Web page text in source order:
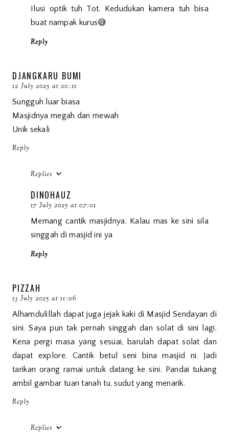
Ilusi optik tuh Tot. Kedudukan kamera tuh bisa
buat nampak kurus😅
Reply
DJANGKARU BUMI
12 July 2025 at 20:11
Sungguh luar biasa
Masjidnya megah dan mewah
Unik sekali
Reply
Replies
DINOHAUZ
17 July 2025 at 07:01
Memang cantik masjidnya. Kalau mas ke sini sila
singgah di masjid ini ya
Reply
PIZZAH
13 July 2025 at 11:06
Alhamdulillah dapat juga jejak kaki di Masjid Sendayan di
sini. Saya pun tak pernah singgah dan solat di sini lagi.
Kena pergi masa yang sesuai, barulah dapat solat dan
dapat explore. Cantik betul seni bina masjid ni. Jadi
tarikan orang ramai untuk datang ke sini. Pandai tukang
ambil gambar tuan tanah tu, sudut yang menarik.
Reply
Replies